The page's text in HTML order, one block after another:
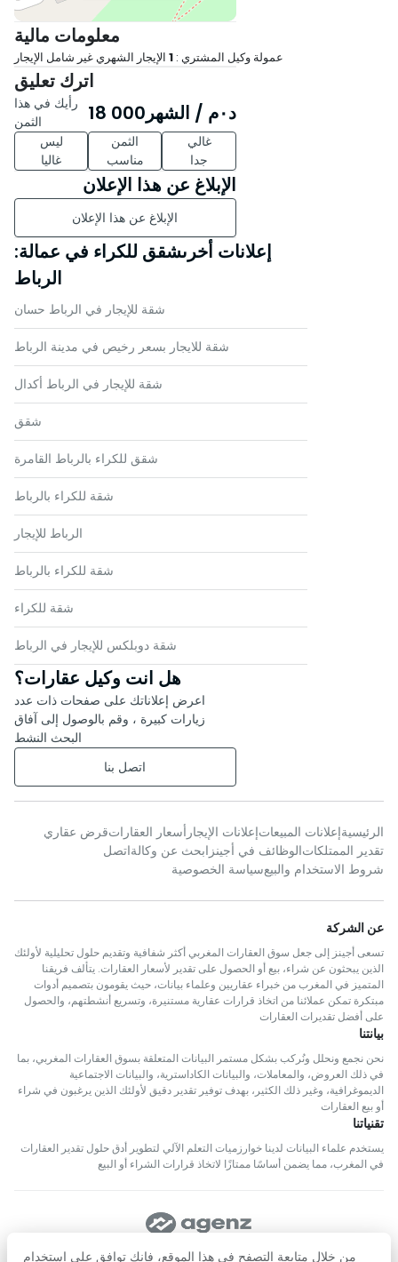
معلومات مالية
عمولة وكيل المشتري : 1 الإيجار الشهري غير شامل الإيجار
اترك تعليق
رأيك في هذا
الثمن
18 000 د٠م / الشهر
ليس
غاليا
الثمن
مناسب
غالي
جدا
الإبلاغ عن هذا الإعلان
الإبلاغ عن هذا الإعلان
إعلانات أخرىشقق للكراء في عمالة:
الرباط
شقة للإيجار في الرباط حسان
شقة للايجار بسعر رخيص في مدينة الرباط
شقة للإيجار في الرباط أكدال
شقق
شقق للكراء بالرباط القامرة
شقة للكراء بالرباط
الرباط للإيجار
شقة للكراء بالرباط
شقة للكراء
شقة دوبلكس للإيجار في الرباط
هل انت وكيل عقارات؟
اعرض إعلاناتك على صفحات ذات عدد
زيارات كبيرة ، وقم بالوصول إلى آفاق
البحث النشط
اتصل بنا
الرئيسيةإعلانات المبيعاتإعلانات الإيجار أسعار العقاراتقرض عقاري
تقدير الممتلكاتالوظائف في أجينز ابحث عن وكالةاتصل
شروط الاستخدام والبيعسياسة الخصوصية
عن الشركة
تسعى أجينز إلى جعل سوق العقارات المغربي أكثر شفافية وتقديم حلول تحليلية لأولئك
الذين يبحثون عن شراء، بيع أو الحصول على تقدير لأسعار العقارات. يتألف فريقنا
المتميز في المغرب من خبراء عقاريين وعلماء بيانات، حيث يقومون بتصميم أدوات
مبتكرة تمكن عملائنا من اتخاذ قرارات عقارية مستنيرة، وتسريع أنشطتهم، والحصول
على أفضل تقديرات العقارات
بيانتنا
نحن نجمع ونحلل ونُركب بشكل مستمر البيانات المتعلقة بسوق العقارات المغربي، بما
في ذلك العروض، والمعاملات، والبيانات الكاداسترية، والبيانات الاجتماعية
الديموغرافية، وغير ذلك الكثير، بهدف توفير تقدير دقيق لأولئك الذين يرغبون في شراء
أو بيع العقارات
تقنياتنا
يستخدم علماء البيانات لدينا خوارزميات التعلم الآلي لتطوير أدق حلول تقدير العقارات
في المغرب، مما يضمن أساسًا ممتازًا لاتخاذ قرارات الشراء أو البيع
تابعنا
من خلال متابعة التصفح في هذا الموقع، فإنك توافق على استخدام